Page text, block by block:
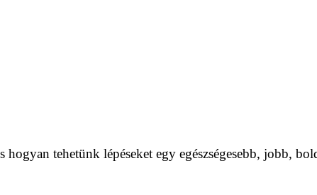
tehetünk lépéseket egy egészségesebb, jobb,